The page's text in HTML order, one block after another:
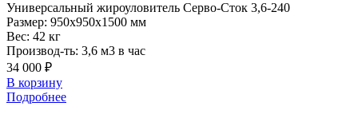
Универсальный жироуловитель Серво-Сток 3,6-240
Размер: 950x950x1500 мм
Вес: 42 кг
Производ-ть: 3,6 м3 в час
34 000 ₽
В корзину
Подробнее